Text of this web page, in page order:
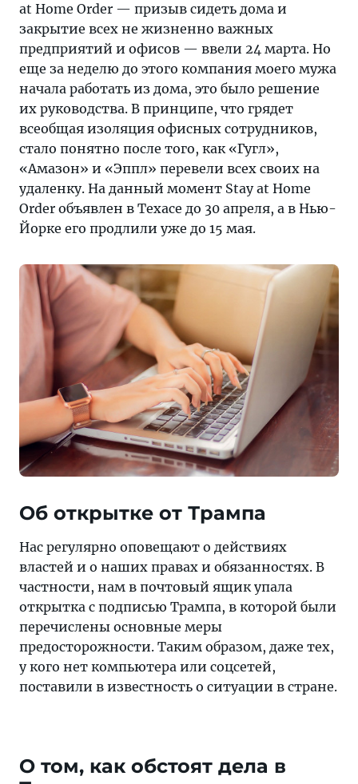
at Home Order — призыв сидеть дома и
закрытие всех не жизненно важных
предприятий и офисов — ввели 24 марта. Но
еще за неделю до этого компания моего мужа
начала работать из дома, это было решение
их руководства. В принципе, что грядет
всеобщая изоляция офисных сотрудников,
стало понятно после того, как «Гугл»,
«Амазон» и «Эппл» перевели всех своих на
удаленку. На данный момент Stay at Home
Order объявлен в Техасе до 30 апреля, а в Нью-
Йорке его продлили уже до 15 мая.
Об открытке от Трампа
Нас регулярно оповещают о действиях
властей и о наших правах и обязанностях. В
частности, нам в почтовый ящик упала
открытка с подписью Трампа, в которой были
перечислены основные меры
предосторожности. Таким образом, даже тех,
у кого нет компьютера или соцсетей,
поставили в известность о ситуации в стране.
О том, как обстоят дела в